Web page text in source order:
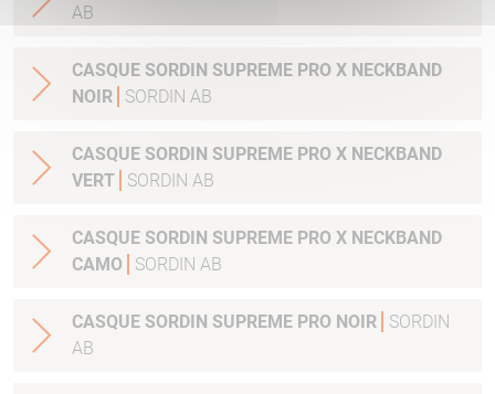
AB
CASQUE SORDIN SUPREME PRO X NECKBAND
NOIR
SORDIN AB
CASQUE SORDIN SUPREME PRO X NECKBAND
VERT
SORDIN AB
CASQUE SORDIN SUPREME PRO X NECKBAND
CAMO
SORDIN AB
CASQUE SORDIN SUPREME PRO NOIR
SORDIN
AB